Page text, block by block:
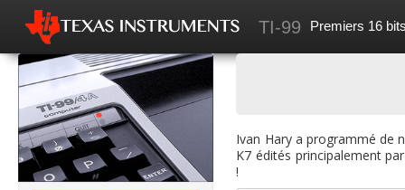
TI-99 Premiers 16
Accueil
Mes recherches
News
Les articles
Forum
Ivan Hary a programmé de
K7 édités principalement
!